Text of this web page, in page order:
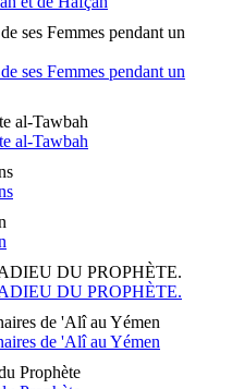
ses Femmes pendant un
ses Femmes pendant un
al-Tawbah
al-Tawbah
DU PROPHÈTE.
DU PROPHÈTE.
de 'Alî au Yémen
de 'Alî au Yémen
Prophète